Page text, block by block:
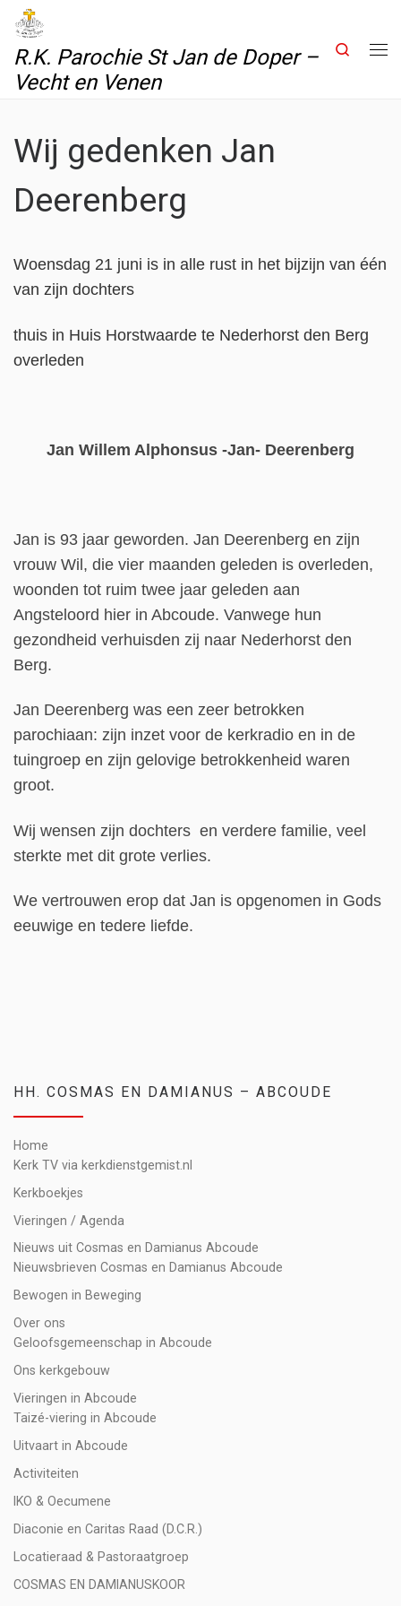
Skip to content
R.K. Parochie St Jan de Doper –
Vecht en Venen
Search
Wij gedenken Jan
Deerenberg
Woensdag 21 juni is in alle rust in het bijzijn van één
van zijn dochters
thuis in Huis Horstwaarde te Nederhorst den Berg
overleden
Jan Willem Alphonsus -Jan- Deerenberg
Jan is 93 jaar geworden. Jan Deerenberg en zijn
vrouw Wil, die vier maanden geleden is overleden,
woonden tot ruim twee jaar geleden aan
Angsteloord hier in Abcoude. Vanwege hun
gezondheid verhuisden zij naar Nederhorst den
Berg.
Jan Deerenberg was een zeer betrokken
parochiaan: zijn inzet voor de kerkradio en in de
tuingroep en zijn gelovige betrokkenheid waren
groot.
Wij wensen zijn dochters en verdere familie, veel
sterkte met dit grote verlies.
We vertrouwen erop dat Jan is opgenomen in Gods
eeuwige en tedere liefde.
HH. COSMAS EN DAMIANUS – ABCOUDE
Home
Kerk TV via kerkdienstgemist.nl
Kerkboekjes
Vieringen / Agenda
Nieuws uit Cosmas en Damianus Abcoude
Nieuwsbrieven Cosmas en Damianus Abcoude
Bewogen in Beweging
Over ons
Geloofsgemeenschap in Abcoude
Ons kerkgebouw
Vieringen in Abcoude
Taizé-viering in Abcoude
Uitvaart in Abcoude
Activiteiten
IKO & Oecumene
Diaconie en Caritas Raad (D.C.R.)
Locatieraad & Pastoraatgroep
COSMAS EN DAMIANUSKOOR